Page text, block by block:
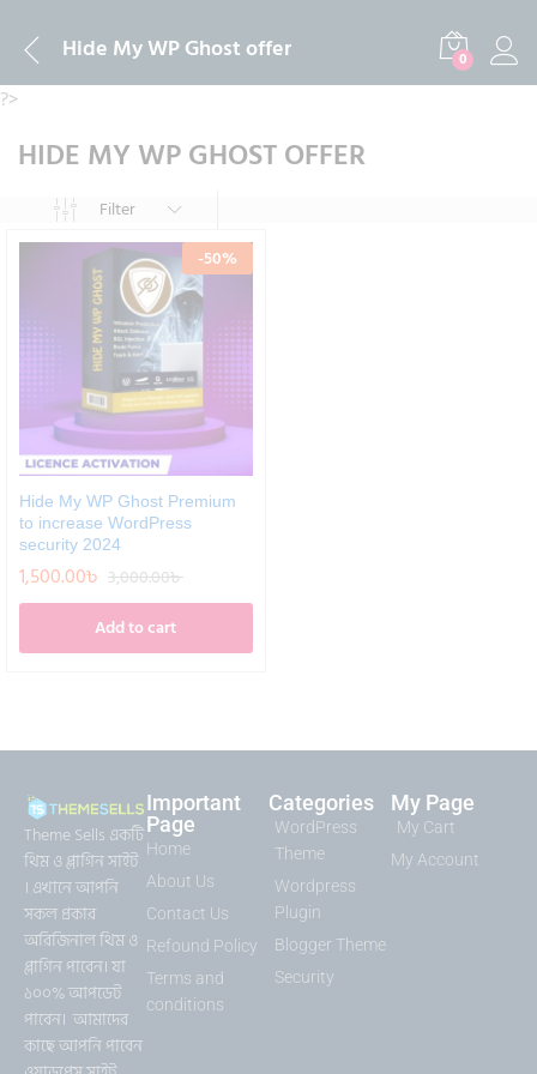
Hide My WP Ghost offer 0
?>
HIDE MY WP GHOST OFFER
Filter
-50%
Hide My WP Ghost Premium
to increase WordPress
security 2024
1,500.00৳ 3,000.00৳
Add to cart
Theme Sells একটি
থিম ও প্লাগিন সাইট
। এখানে আপনি
সকল প্রকার
অরিজিনাল থিম ও
প্লাগিন পাবেন। যা
১০০% আপডেট
পাবেন। আমাদের
কাছে আপনি পাবেন
Important
Page
Home
About Us
Contact Us
Refound Policy
Terms and
conditions
Categories
WordPress
Theme
Wordpress
Plugin
Blogger Theme
Security
My Page
My Cart
My Account